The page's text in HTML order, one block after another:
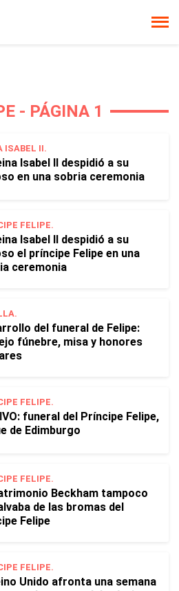
- PÁGINA 1
ISABEL II.
Isabel II despidió a su
en una sobria ceremonia
FELIPE.
Isabel II despidió a su
el príncipe Felipe en una
ceremonia
del funeral de Felipe:
fúnebre, misa y honores
FELIPE.
funeral del Príncipe Felipe,
de Edimburgo
FELIPE.
Beckham tampoco
de las bromas del
Felipe
FELIPE.
Unido afronta una semana